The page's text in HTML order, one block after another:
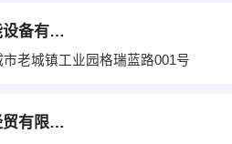
山东格瑞蓝热能设备有限公司
老城镇工业园格瑞蓝路001号
新泰市新华都经贸有限公司